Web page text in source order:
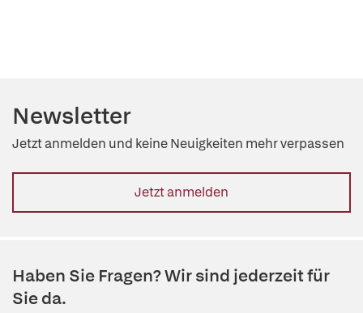
Newsletter
Jetzt anmelden und keine Neuigkeiten mehr verpassen
Jetzt anmelden
Haben Sie Fragen? Wir sind jederzeit für
Sie da.